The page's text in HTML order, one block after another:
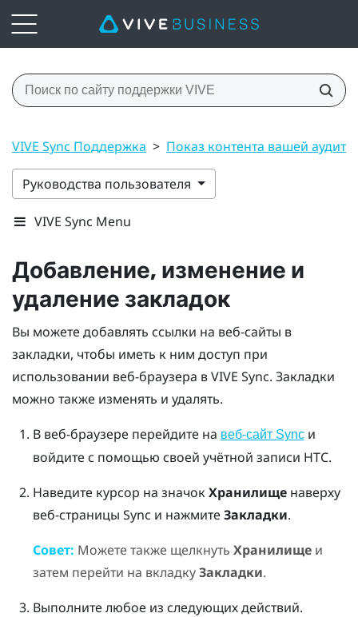
VIVE Sync Поддержка > Показ контента вашей
Руководства пользователя
VIVE Sync Menu
Добавление, изменение и
удаление закладок
Вы можете добавлять ссылки на веб-сайты в
закладки, чтобы иметь к ним доступ при
использовании веб-браузера вVIVE Sync. Закладки
можно также изменять и удалять.
В веб-браузере перейдите на веб-сайт Syncи
войдите с помощью своей учётной записи HTC.
Наведите курсор на значок Хранилищенаверху
веб-страницы Sync и нажмите Закладки.
Совет: Можете также щелкнуть Хранилищеи
затем перейти на вкладкуЗакладки.
Выполните любое из следующих действий.